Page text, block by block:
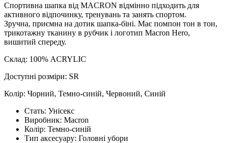
Спортивна шапка від MACRON відмінно підходить для
активного відпочинку, тренувань та занять спортом.
Зручна, приємна на дотик шапка-біні. Має помпон тон в тон,
трикотажну тканину в рубчик і логотип Macron Hero,
вишитий спереду.
Склад: 100% ACRYLIC
Доступні розміри: SR
Колір: Чорний, Темно-синій, Червоний, Синій
Стать: Унісекс
Виробник: Macron
Колір: Темно-синій
Тип аксесуару: Головні убори